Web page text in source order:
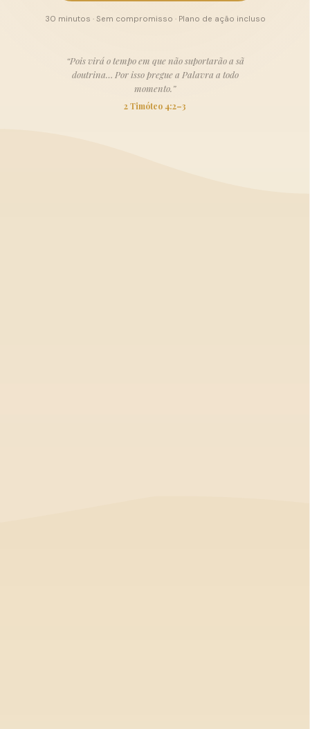
30 minutos · Sem compromisso · Plano de ação incluso
“Pois virá o tempo em que não suportarão a sã
doutrina… Por isso pregue a Palavra a todo
momento.”
2 Timóteo 4:2–3